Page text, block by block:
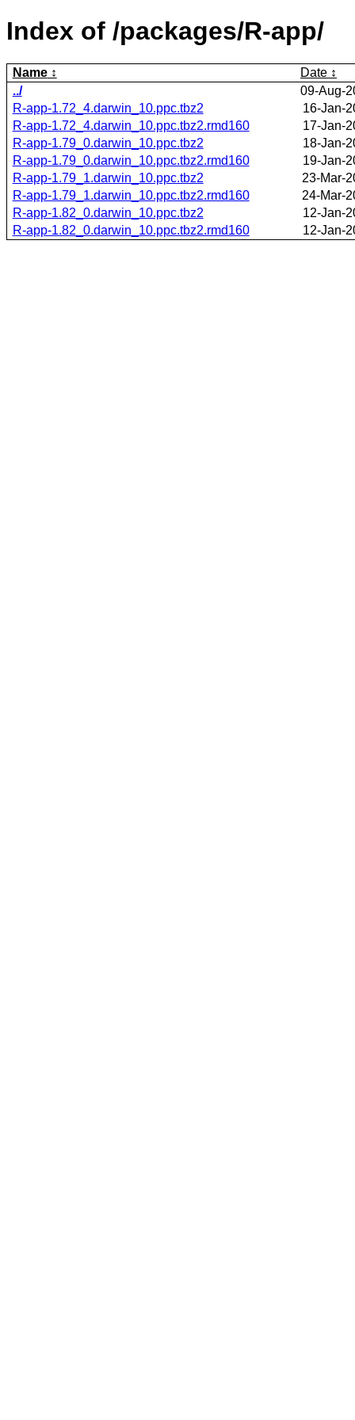
Index of /packages/R-app/
Name
Date
../
09-Aug-
R-app-1.72_4.darwin_10.ppc.tbz2
16-Jan-
R-app-1.72_4.darwin_10.ppc.tbz2.rmd160
17-Jan-
R-app-1.79_0.darwin_10.ppc.tbz2
18-Jan-
R-app-1.79_0.darwin_10.ppc.tbz2.rmd160
19-Jan-
R-app-1.79_1.darwin_10.ppc.tbz2
23-Mar-
R-app-1.79_1.darwin_10.ppc.tbz2.rmd160
24-Mar-
R-app-1.82_0.darwin_10.ppc.tbz2
12-Jan-
R-app-1.82_0.darwin_10.ppc.tbz2.rmd160
12-Jan-